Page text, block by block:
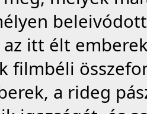
itt élt
filmbéli
a rideg